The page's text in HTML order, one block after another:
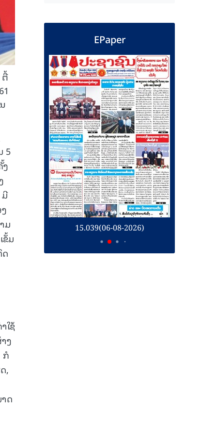
ຕື້
5
ມ
ມ
ໃຊ້
ງ
ກໍ
,
ດ
EPaper
15.039(06-08-2026)